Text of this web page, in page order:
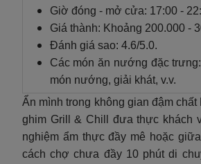
Giờ đóng - mở cửa: 17:00 -
Giá thành: Khoảng 200.000 -
Đánh giá sao: 4.6/5.0.
Các món ăn nướng đặc
món nướng, giải khát, v.v.
Ẩn mình trong không gian đậm
ghim Grill & Chill đưa thực khách
nghiệm ẩm thực đầy mê hoặc
cách chợ chưa đầy 10 phút di